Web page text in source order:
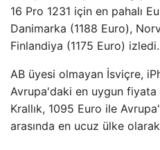
16 Pro 1231 için en pahalı
Danimarka (1188 Euro),
Finlandiya (1175 Euro) izledi.
AB üyesi olmayan İsviçre,
Avrupa'daki en uygun fiyata
Krallık, 1095 Euro ile
arasında en ucuz ülke